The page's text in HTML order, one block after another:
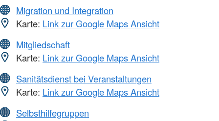
Migration und Integration
Karte: Link zur Google Maps Ansicht
Mitgliedschaft
Karte: Link zur Google Maps Ansicht
Sanitätsdienst bei Veranstaltungen
Karte: Link zur Google Maps Ansicht
Selbsthilfegruppen